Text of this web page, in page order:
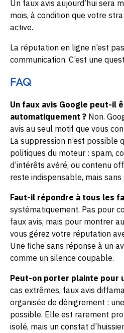
Un faux avis aujourd’hui sera
mois, à condition que votre
active.
La réputation en ligne n’est
communication. C’est une
FAQ
Un faux avis Google peut-il
automatiquement ? Non.
avis au seul motif que vous
La suppression n’est possible
politiques du moteur : spam,
d’intérêts avéré, ou contenu
reste indispensable, mais
Faut-il répondre à tous les
systématiquement. Pas pour
faux avis, mais pour montrer
vous gérez votre réputation
Une fiche sans réponse à un
comme un silence coupable.
Peut-on porter plainte pour
cas extrêmes, faux avis
organisée de dénigrement :
possible. Elle est rarement
isolé, mais un constat